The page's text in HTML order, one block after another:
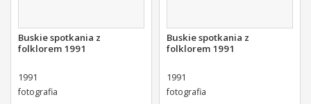
Buskie spotkania z
folklorem 1991
1991
fotografia
Buskie spotkania z
folklorem 1991
1991
fotografia